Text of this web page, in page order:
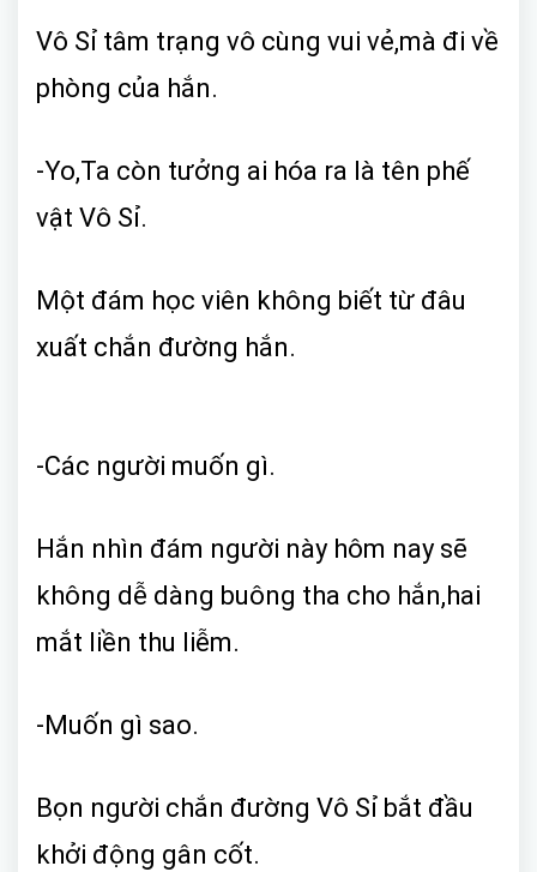
Vô Sỉ tâm trạng vô cùng vui vẻ,mà đi về
phòng của hắn.
-Yo,Ta còn tưởng ai hóa ra là tên phế
vật Vô Sỉ.
Một đám học viên không biết từ đâu
xuất chắn đường hắn.
-Các người muốn gì.
Hắn nhìn đám người này hôm nay sẽ
không dễ dàng buông tha cho hắn,hai
mắt liền thu liễm.
-Muốn gì sao.
Bọn người chắn đường Vô Sỉ bắt đầu
khởi động gân cốt.